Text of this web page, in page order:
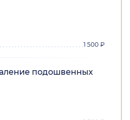
1 500 ₽
подошвенных